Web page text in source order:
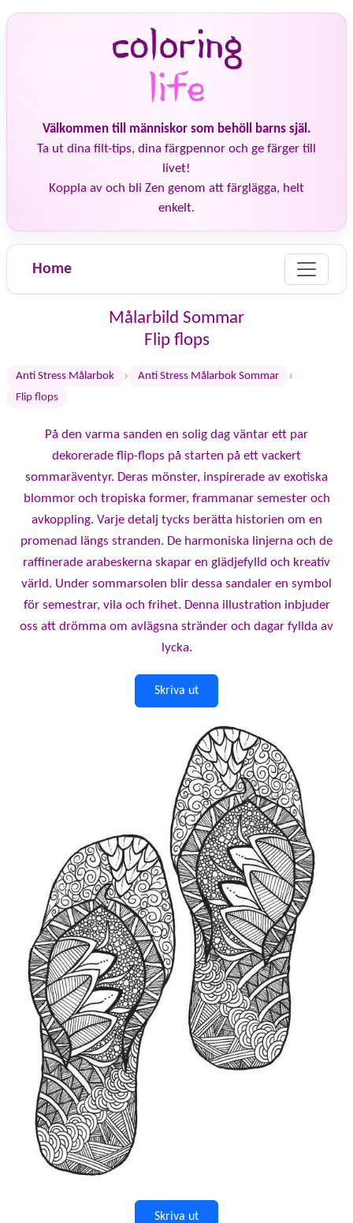
Välkommen till människor som behöll barns själ.
Ta ut dina filt-tips, dina färgpennor och ge färger till
livet!
Koppla av och bli Zen genom att färglägga, helt
enkelt.
Home
Målarbild Sommar
Flip flops
Anti Stress Målarbok › Anti Stress Målarbok Sommar ›
Flip flops
På den varma sanden en solig dag väntar ett par
dekorerade flip-flops på starten på ett vackert
sommaräventyr. Deras mönster, inspirerade av exotiska
blommor och tropiska former, frammanar semester och
avkoppling. Varje detalj tycks berätta historien om en
promenad längs stranden. De harmoniska linjerna och de
raffinerade arabeskerna skapar en glädjefylld och kreativ
värld. Under sommarsolen blir dessa sandaler en symbol
för semestrar, vila och frihet. Denna illustration inbjuder
oss att drömma om avlägsna stränder och dagar fyllda av
lycka.
Skriva ut
Skriva ut